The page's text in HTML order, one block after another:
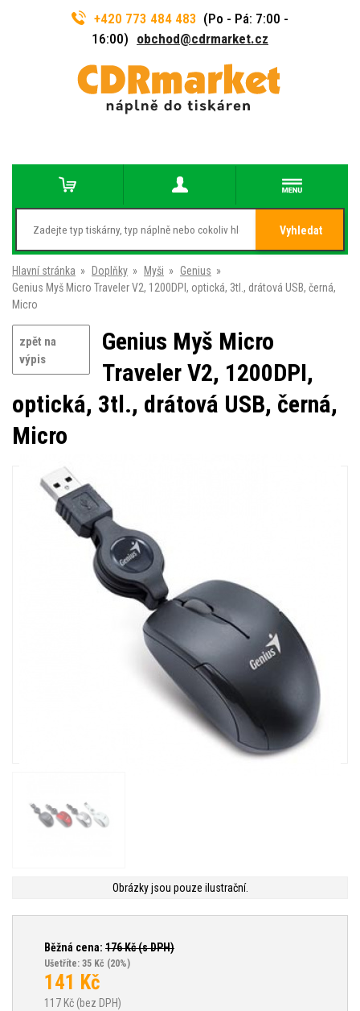
+420 773 484 483 (Po - Pá: 7:00 -
16:00) obchod@cdrmarket.cz
Vyhledat
Hlavní stránka » Doplňky » Myši » Genius »
Genius Myš Micro Traveler V2, 1200DPI, optická, 3tl., drátová USB, černá,
Micro
zpět na
výpis
Genius Myš Micro
Traveler V2, 1200DPI,
optická, 3tl., drátová USB, černá,
Micro
Obrázky jsou pouze ilustrační.
Běžná cena: 176Kč (s DPH)
Ušetříte: 35 Kč (20%)
141 Kč
117 Kč (bez DPH)